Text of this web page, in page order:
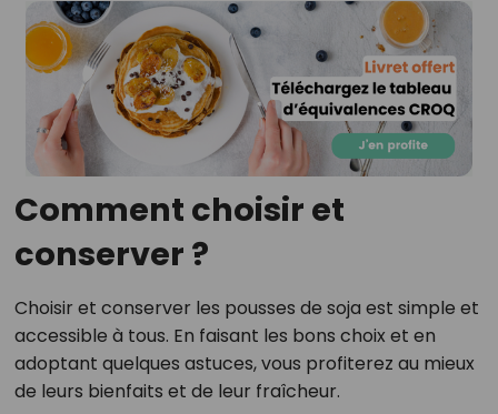
Comment choisir et
conserver ?
Choisir et conserver les pousses de soja est simple et
accessible à tous. En faisant les bons choix et en
adoptant quelques astuces, vous profiterez au mieux
de leurs bienfaits et de leur fraîcheur.